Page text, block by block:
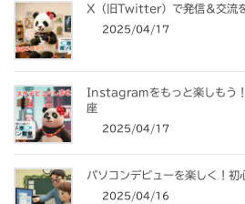
X（旧Twitter）で発信＆交流を
2025/04/17
Instagramをもっと楽しもう
座
2025/04/17
パソコンデビューを楽しく！
2025/04/16